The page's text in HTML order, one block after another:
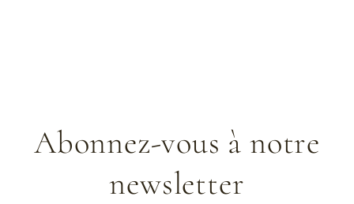
Abonnez-vous à notre
newsletter